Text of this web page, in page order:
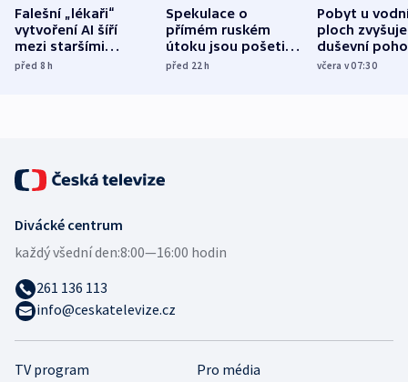
Falešní „lékaři“
vytvoření AI šíří
mezi staršími
Poláky nebezpečné
před 8h
Spekulace o
přímém ruském
útoku jsou pošetilé,
míní estonský
před 22h
Pobyt u
ploch zvyšuje
duševní
ukázala
včera v 07:30
TV program
Pro média
Divácké centrum
každý všední den:8:00—16:00 hodin
261 136 113
info@ceskatelevize.cz